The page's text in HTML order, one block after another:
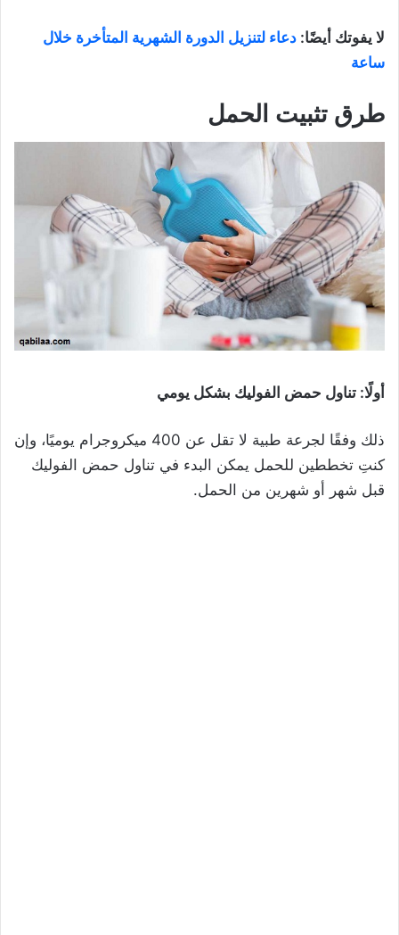
لا يفوتك أيضًا: دعاء لتنزيل الدورة الشهرية المتأخرة خلال
ساعة
طرق تثبيت الحمل
أولًا: تناول حمض الفوليك بشكل يومي
ذلك وفقًا لجرعة طبية لا تقل عن 400 ميكروجرام يوميًا، وإن
كنتِ تخططين للحمل يمكن البدء في تناول حمض الفوليك
قبل شهر أو شهرين من الحمل.